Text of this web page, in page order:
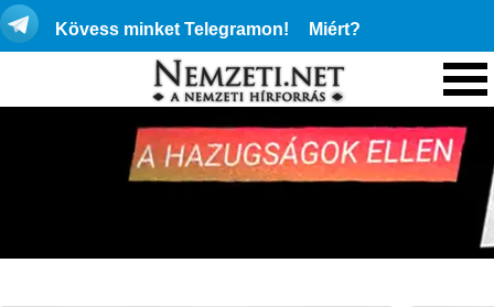
Kövess minket Telegramon! Miért?